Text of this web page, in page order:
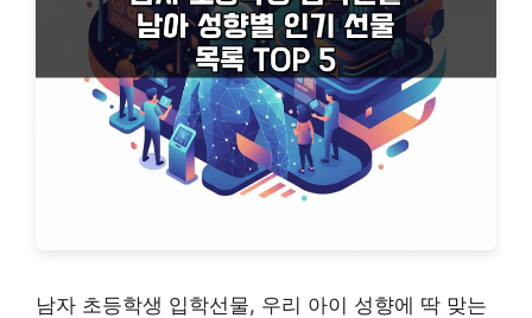
남자 초등학생 입학선물, 우리 아이 성향에 딱 맞는